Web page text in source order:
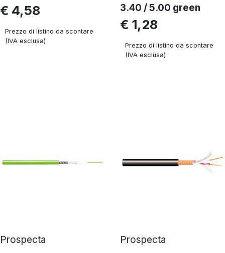
€ 4,58
Prezzo di listino da scontare
(IVA esclusa)
3.40 / 5.00 green
€ 1,28
Prezzo di listino da scontare
(IVA esclusa)
Prospecta
Prospecta